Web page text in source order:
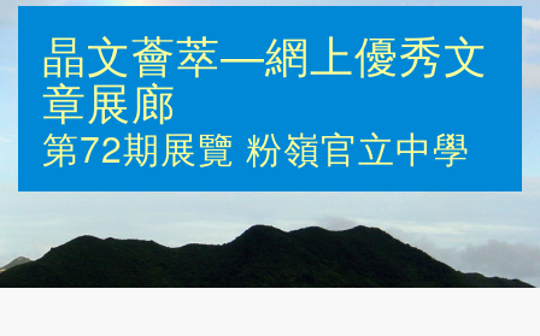
晶文薈萃—網上優秀文
章展廊
第72期展覽 粉嶺官立中學